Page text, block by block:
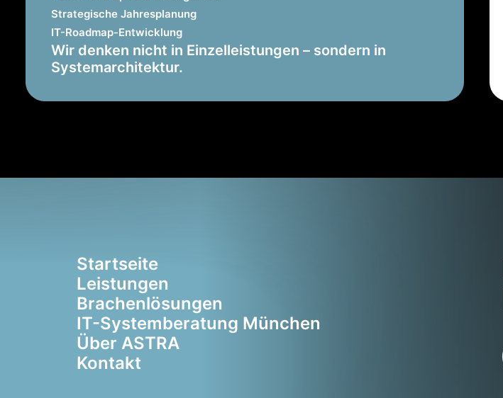
Strategische Jahresplanung
IT-Roadmap-Entwicklung
Wir denken nicht in Einzelleistungen – sondern in
Systemarchitektur.
Startseite
Leistungen
Brachenlösungen
IT-Systemberatung München
Über ASTRA
Kontakt